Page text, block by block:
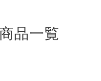
品一覧